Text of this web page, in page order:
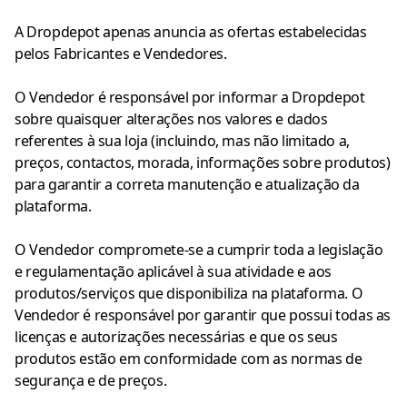
A Dropdepot apenas anuncia as ofertas estabelecidas
pelos Fabricantes e Vendedores.
O Vendedor é responsável por informar a Dropdepot
sobre quaisquer alterações nos valores e dados
referentes à sua loja (incluindo, mas não limitado a,
preços, contactos, morada, informações sobre produtos)
para garantir a correta manutenção e atualização da
plataforma.
O Vendedor compromete-se a cumprir toda a legislação
e regulamentação aplicável à sua atividade e aos
produtos/serviços que disponibiliza na plataforma. O
Vendedor é responsável por garantir que possui todas as
licenças e autorizações necessárias e que os seus
produtos estão em conformidade com as normas de
segurança e de preços.